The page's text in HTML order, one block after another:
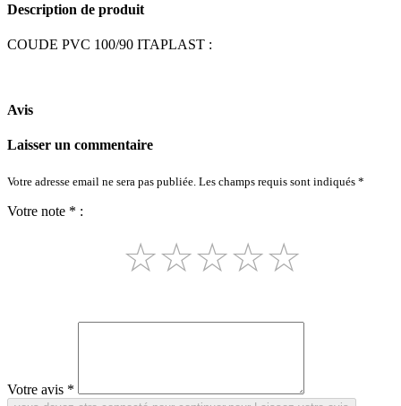
Description de produit
COUDE PVC 100/90 ITAPLAST :
Avis
Laisser un commentaire
Votre adresse email ne sera pas publiée. Les champs requis sont indiqués *
Votre note * :
☆
☆
☆
☆
☆
Votre avis *